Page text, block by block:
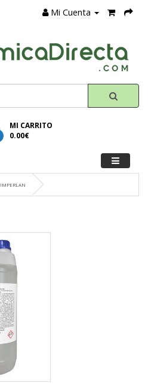
Mi Cuenta
MI CARRITO
0.00€
IMPERLAN